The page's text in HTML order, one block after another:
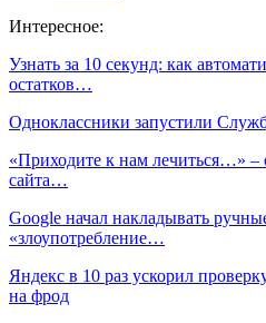
Интересное:
Узнать за 10 секунд: как
остатков…
Одноклассники запустили
«Приходите к нам лечиться…» –
сайта…
Google начал накладывать
«злоупотребление…
Яндекс в 10 раз ускорил
на фрод